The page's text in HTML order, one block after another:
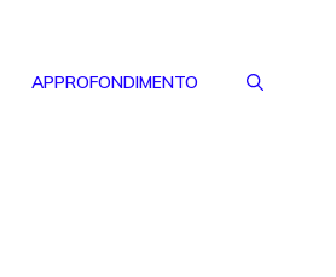
APPROFONDIMENTO